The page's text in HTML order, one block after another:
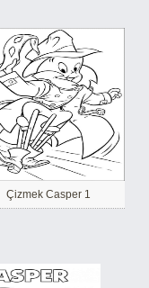
Çizmek Casper 1